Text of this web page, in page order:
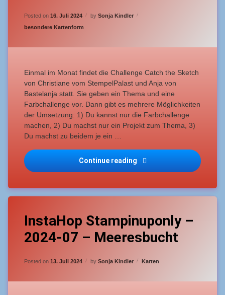
Posted on 16. Juli 2024 by Sonja Kindler
Categories:
besondere Kartenform
Einmal im Monat findet die Challenge Catch the Sketch
von Christiane vom StempelPalast und Anja von
Bastelanja statt. Sie geben ein Thema und eine
Farbchallenge vor. Dann gibt es mehrere Möglichkeiten
der Umsetzung: 1) Du kannst nur die Farbchallenge
machen, 2) Du machst nur ein Projekt zum Thema, 3)
Du machst zu beidem je ein …
Continue reading Catch the Sketch #168
Farbchallenge
–
beauty
InstaHop Stampinuponly –
2024-07 – Meeresbucht
Posted on 13. Juli 2024 by Sonja Kindler Categories:
Karten
Grußkarte
a
Comment
on
InstaHop
–